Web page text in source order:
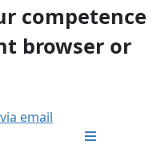
competence
browser or
email